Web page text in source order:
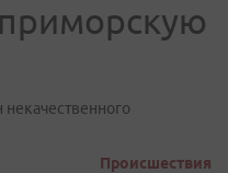
некачественного
Происшествия